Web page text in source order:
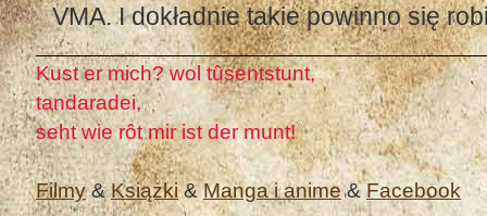
VMA. I dokładnie takie powinno się
Kust er mich? wol tûsentstunt,
tandaradei,
seht wie rôt mir ist der munt!
Filmy&Książki&Manga i anime&Facebook